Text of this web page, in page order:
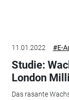
11.01.2022 #E-
Studie:
London
Das rasante